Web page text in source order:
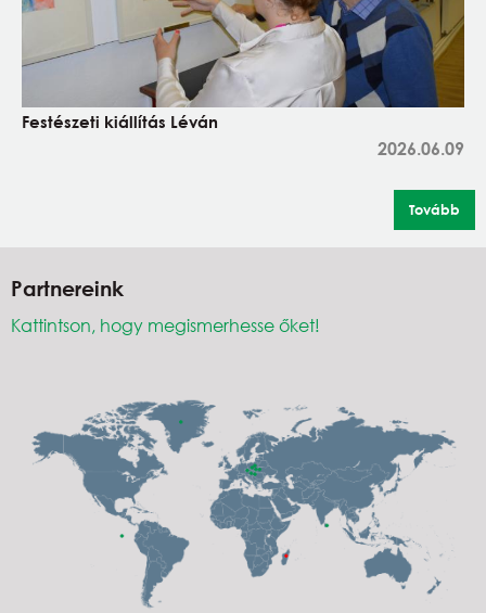
Festészeti kiállítás Léván
2026.06.09
Tovább
Partnereink
Kattintson, hogy megismerhesse őket!